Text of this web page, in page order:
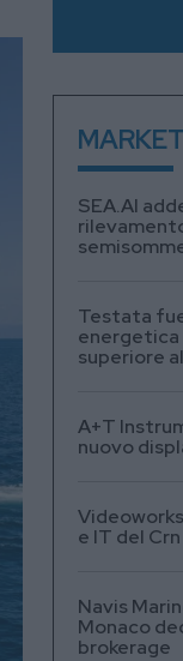
SEA.AI
Testata
energetica
superiore
A+T
nuovo
e IT del
Navis
Monaco
brokerage